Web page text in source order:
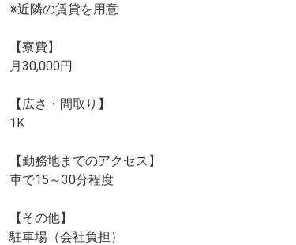
※近隣の賃貸を用意
【寮費】
月30,000円
【広さ・間取り】
1K
【勤務地までのアクセス】
車で15～30分程度
【その他】
駐車場（会社負担）